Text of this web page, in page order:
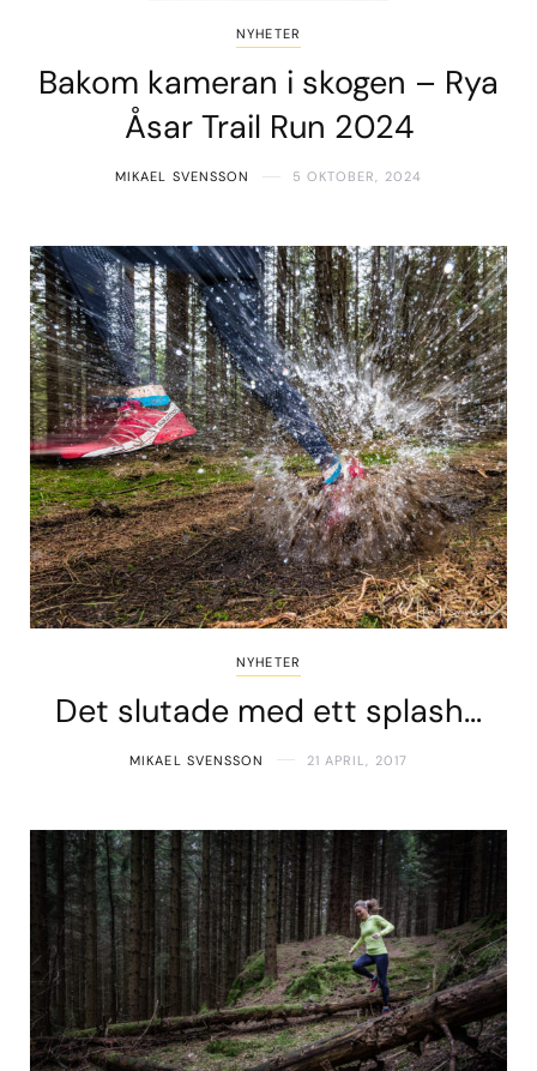
NYHETER
Bakom kameran i skogen – Rya
Åsar Trail Run 2024
MIKAEL SVENSSON 5 OKTOBER, 2024
NYHETER
Det slutade med ett splash…
MIKAEL SVENSSON 21 APRIL, 2017